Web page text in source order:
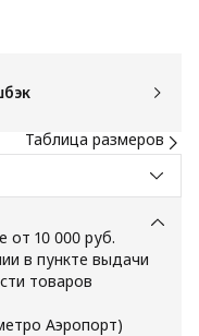
Таблица размеров
от 10 000 руб.
в пункте выдачи
товаров
Аэропорт)